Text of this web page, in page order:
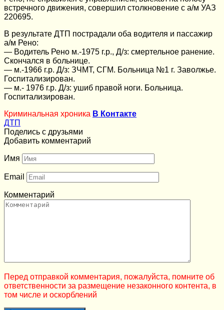
встречного движения, совершил столкновение с а/м УАЗ
220695.
В результате ДТП пострадали оба водителя и пассажир
а/м Рено:
— Водитель Рено м.-1975 г.р., Д/з: смертельное ранение.
Скончался в больнице.
— м.-1966 г.р. Д/з: ЗЧМТ, СГМ. Больница №1 г. Заволжье.
Госпитализирован.
— м.- 1976 г.р. Д/з: ушиб правой ноги. Больница.
Госпитализирован.
Криминальная хроника В Контакте
ДТП
Поделись с друзьями
Добавить комментарий
Имя
Email
Комментарий
Перед отправкой комментария, пожалуйста, помните об
ответственности за размещение незаконного контента, в
том числе и оскорблений